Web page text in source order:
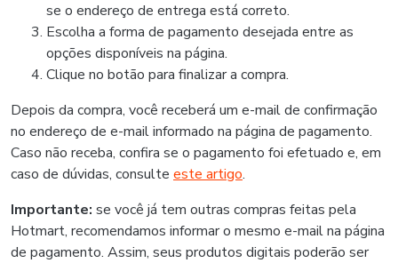
se o endereço de entrega está correto.
Escolha a forma de pagamento desejada entre as
opções disponíveis na página.
Clique no botão para finalizar a compra.
Depois da compra, você receberá um e-mail de confirmação
no endereço de e-mail informado na página de pagamento.
Caso não receba, confira se o pagamento foi efetuado e, em
caso de dúvidas, consulte este artigo.
Importante: se você já tem outras compras feitas pela
Hotmart, recomendamos informar o mesmo e-mail na página
de pagamento. Assim, seus produtos digitais poderão ser